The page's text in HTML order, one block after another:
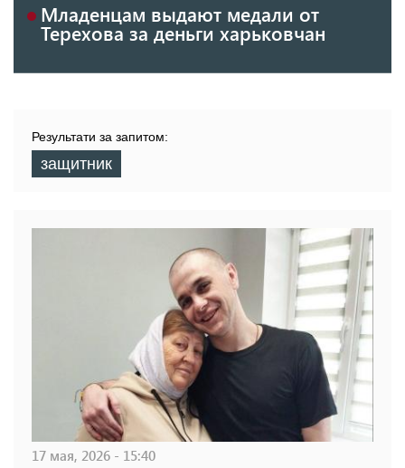
Младенцам выдают медали от
Терехова за деньги харьковчан
Результати за запитом:
защитник
17 мая, 2026 - 15:40